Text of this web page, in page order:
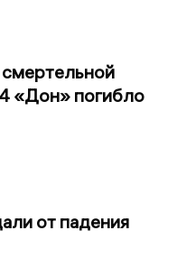
«Дон» погибло
от падения